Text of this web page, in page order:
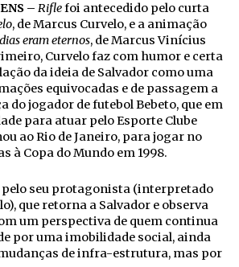
– Riflefoi antecedido pelo curta
, de Marcus Curvelo, e a animação
eram eternos, de Marcus Vinícius
Curvelo faz com humor e certa
da ideia de Salvador como uma
equivocadas e de passagem a
do jogador de futebol Bebeto, que em
para atuar pelo Esporte Clube
ao Rio de Janeiro, para jogar no
à Copa do Mundo em 1998.
seu protagonista (interpretado
que retorna a Salvador e observa
um perspectiva de quem continua
por uma imobilidade social, ainda
de infra-estrutura, mas por